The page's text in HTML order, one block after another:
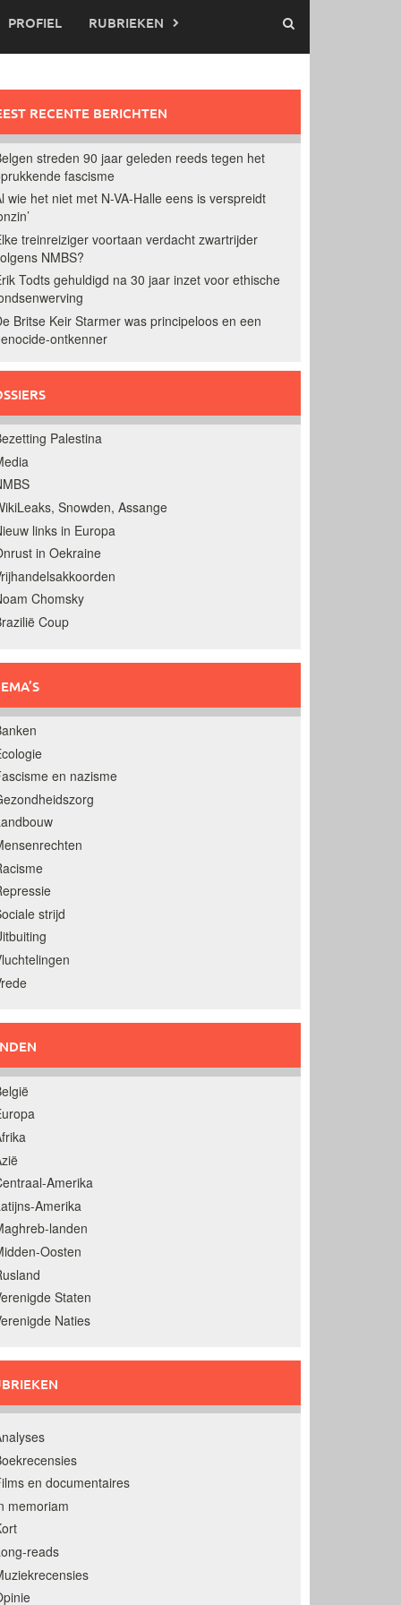
PROFIEL RUBRIEKEN
RECENTE BERICHTEN
streden 90 jaar geleden reeds tegen het
fascisme
wie het niet met N-VA-Halle eens is verspreidt
treinreiziger voortaan verdacht zwartrijder
NMBS?
Todts gehuldigd na 30 jaar inzet voor ethische
Britse Keir Starmer was principeloos en een
ontkenner
Palestina
Snowden, Assange
links in Europa
in Oekraine
Chomsky
Coup
en nazisme
strijd
Amerika
Amerika
landen
Oosten
Staten
Naties
en documentaires
memoriam
reads